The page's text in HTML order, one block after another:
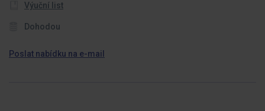
Výuční list
Dohodou
Poslat nabídku na e-mail